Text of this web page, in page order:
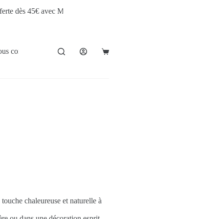
avec Mondial Relay • 🚚 Livraison offerte dès 60€ avec Colissimo
contacter
chaleureuse et naturelle à